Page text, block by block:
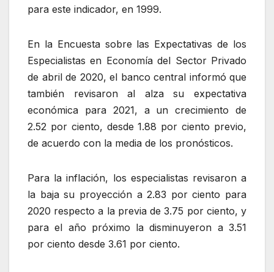
para este indicador, en 1999.
En la Encuesta sobre las Expectativas de los
Especialistas en Economía del Sector Privado
de abril de 2020, el banco central informó que
también revisaron al alza su expectativa
económica para 2021, a un crecimiento de
2.52 por ciento, desde 1.88 por ciento previo,
de acuerdo con la media de los pronósticos.
Para la inflación, los especialistas revisaron a
la baja su proyección a 2.83 por ciento para
2020 respecto a la previa de 3.75 por ciento, y
para el año próximo la disminuyeron a 3.51
por ciento desde 3.61 por ciento.